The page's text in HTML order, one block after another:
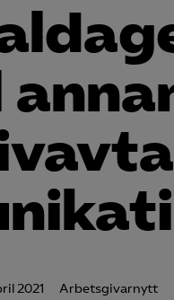
2021 Arbetsgivarnytt